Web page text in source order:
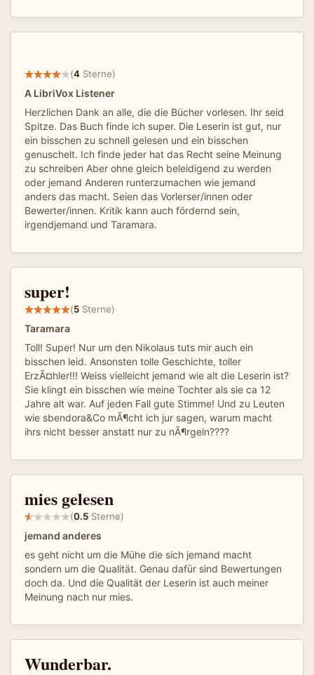
(4 Sterne)
A LibriVox Listener
Herzlichen Dank an alle, die die Bücher vorlesen. Ihr seid
Spitze. Das Buch finde ich super. Die Leserin ist gut, nur
ein bisschen zu schnell gelesen und ein bisschen
genuschelt. Ich finde jeder hat das Recht seine Meinung
zu schreiben Aber ohne gleich beleidigend zu werden
oder jemand Anderen runterzumachen wie jemand
anders das macht. Seien das Vorlerser/innen oder
Bewerter/innen. Kritik kann auch fördernd sein,
irgendjemand und Taramara.
super!
(5 Sterne)
Taramara
Toll! Super! Nur um den Nikolaus tuts mir auch ein
bisschen leid. Ansonsten tolle Geschichte, toller
ErzÃ¤hler!!! Weiss vielleicht jemand wie alt die Leserin ist?
Sie klingt ein bisschen wie meine Tochter als sie ca 12
Jahre alt war. Auf jeden Fall gute Stimme! Und zu Leuten
wie sbendora&Co mÃ¶cht ich jur sagen, warum macht
ihrs nicht besser anstatt nur zu nÃ¶rgeln????
mies gelesen
(0.5 Sterne)
jemand anderes
es geht nicht um die Mühe die sich jemand macht
sondern um die Qualität. Genau dafür sind Bewertungen
doch da. Und die Qualität der Leserin ist auch meiner
Meinung nach nur mies.
Wunderbar.